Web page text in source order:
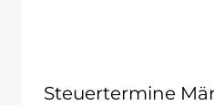
Steuertermine